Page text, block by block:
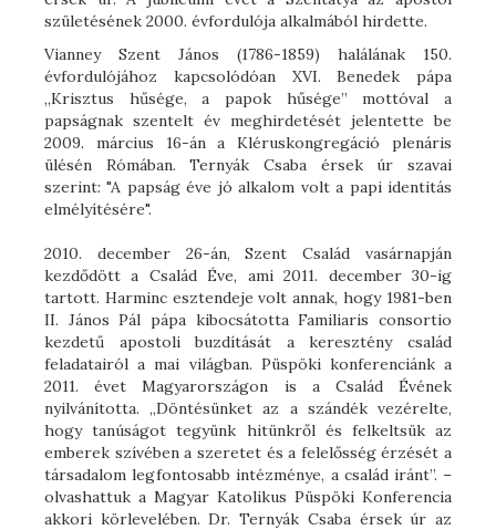
születésének 2000. évfordulója alkalmából hirdette.
Vianney Szent János (1786-1859) halálának 150.
évfordulójához kapcsolódóan XVI. Benedek pápa
„Krisztus hűsége, a papok hűsége” mottóval a
papságnak szentelt év meghirdetését jelentette be
2009. március 16-án a Kléruskongregáció plenáris
ülésén Rómában. Ternyák Csaba érsek úr szavai
szerint: "A papság éve jó alkalom volt a papi identitás
elmélyítésére".
2010. december 26-án, Szent Család vasárnapján
kezdődött a Család Éve, ami 2011. december 30-ig
tartott. Harminc esztendeje volt annak, hogy 1981-ben
II. János Pál pápa kibocsátotta Familiaris consortio
kezdetű apostoli buzdítását a keresztény család
feladatairól a mai világban. Püspöki konferenciánk a
2011. évet Magyarországon is a Család Évének
nyilvánította. „Döntésünket az a szándék vezérelte,
hogy tanúságot tegyünk hitünkről és felkeltsük az
emberek szívében a szeretet és a felelősség érzését a
társadalom legfontosabb intézménye, a család iránt”. –
olvashattuk a Magyar Katolikus Püspöki Konferencia
akkori körlevelében. Dr. Ternyák Csaba érsek úr az